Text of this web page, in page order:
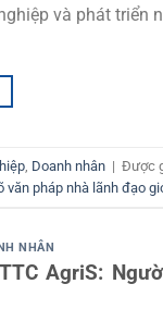
và phát triển
Doanh nhân | Được
văn pháp nhà lãnh đạo
NHÂN
AgriS: